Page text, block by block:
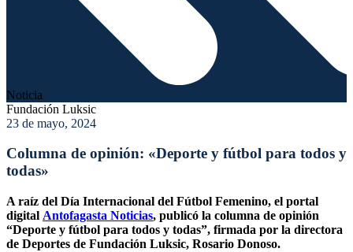
Noticia
Fundación Luksic
23 de mayo, 2024
Columna de opinión: «Deporte y fútbol para todos y
todas»
A raíz del Día Internacional del Fútbol Femenino, el portal
digital Antofagasta Noticias, publicó la columna de opinión
“Deporte y fútbol para todos y todas”, firmada por la directora
de Deportes de Fundación Luksic, Rosario Donoso.